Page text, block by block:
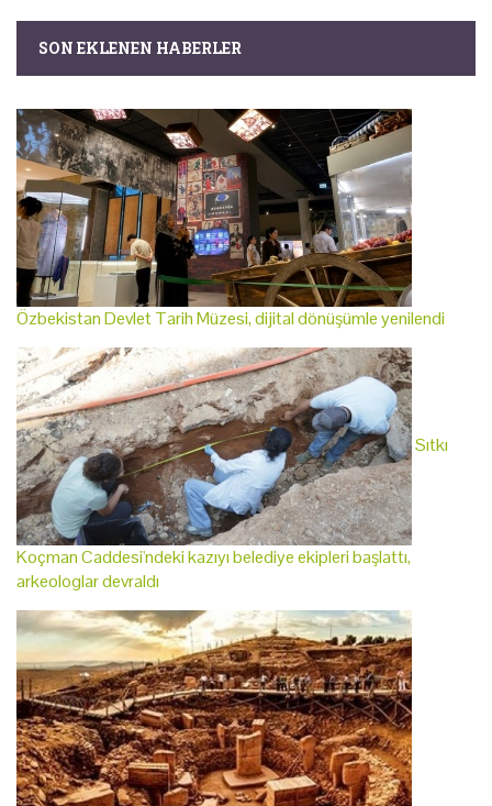
SON EKLENEN HABERLER
Özbekistan Devlet Tarih Müzesi, dijital dönüşümle yenilendi
Sıtkı
Koçman Caddesi'ndeki kazıyı belediye ekipleri başlattı,
arkeologlar devraldı